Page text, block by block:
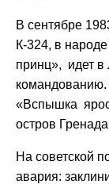
В сентябре
К-324, в
принц», идет в
командованию.
«Вспышка
остров
На советской
авария: